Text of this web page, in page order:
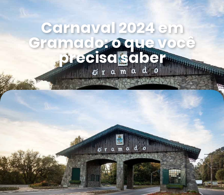
Carnaval 2024 em
Gramado: o que você
precisa saber